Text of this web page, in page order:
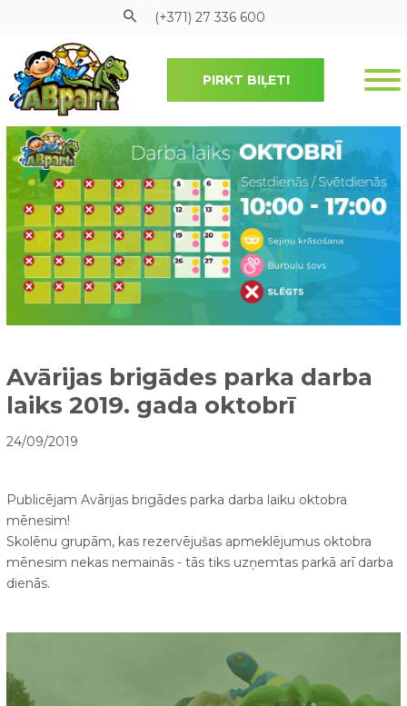
Pāriet uz galveno saturu
(+371) 27 336 600
PIRKT BIĻETI
Avārijas brigādes parka darba
laiks 2019. gada oktobrī
24/09/2019
Publicējam Avārijas brigādes parka darba laiku oktobra
mēnesim!
Skolēnu grupām, kas rezervējušas apmeklējumus oktobra
mēnesim nekas nemainās - tās tiks uzņemtas parkā arī darba
dienās.